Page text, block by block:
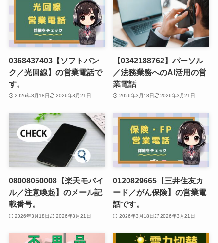
0368437403【ソフトバン
ク／光回線】の営業電話で
す。
2026年3月18日 2026年3月21日
【0342188762】パーソル
／法務業務へのAI活用の営
業電話
2026年3月18日 2026年3月21日
08008050008【楽天モバイ
ル／注意喚起】のメール記
載番号。
2026年3月18日 2026年3月21日
0120829665【三井住友カ
ード／がん保険】の営業電
話です。
2026年3月18日 2026年3月21日